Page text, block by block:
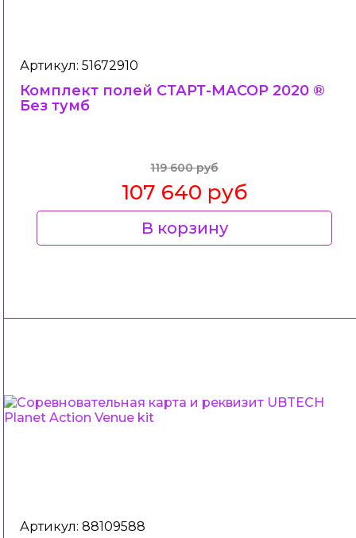
Артикул: 51672910
Комплект полей СТАРТ-МАСОР 2020 ®
Без тумб
119 600 руб
107 640 руб
В корзину
Артикул: 88109588